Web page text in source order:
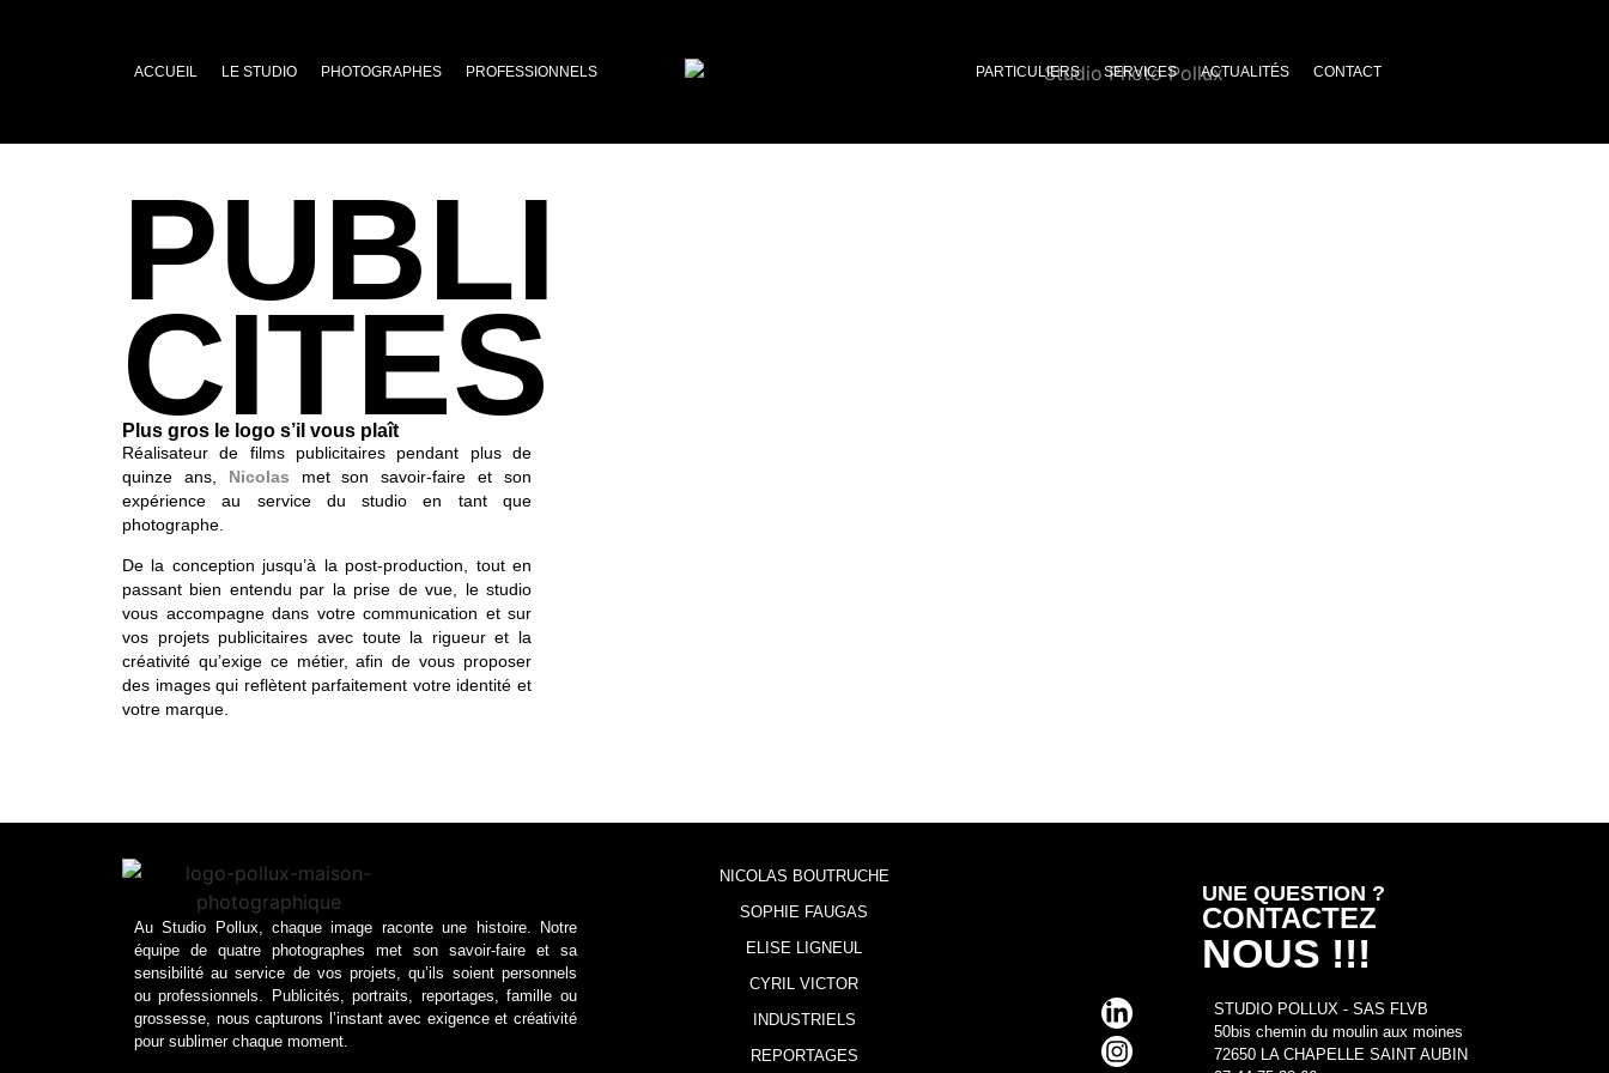
ACCUEIL LE STUDIO PHOTOGRAPHES PROFESSIONNELS PARTICULIERS SERVICES ACTUALITÉS CONTACT
PUBLI
CITES
Plus gros le logo s’il vous plaît
Réalisateur de films publicitaires pendant plus de
quinze ans, Nicolas
met son savoir-faire et son
expérience au service du studio en tant que
photographe.
De la conception jusqu’à la post-production, tout en
passant bien entendu par la prise de vue, le studio
vous accompagne dans votre communication et sur
vos projets publicitaires avectoute la rigueur et la
créativité qu’exige ce métier, afin de vous proposer
des images qui reflètent parfaitement votre identité et
votre marque.
Au Studio Pollux, chaque image raconte une histoire. Notre
équipe de quatre photographes met son savoir-faire et sa
sensibilité au service de vos projets, qu’ils soient personnels
ou professionnels. Publicités, portraits, reportages, famille ou
grossesse, nous capturons l’instant avec exigence et créativité
pour sublimer chaque moment.
NICOLAS BOUTRUCHE
SOPHIE FAUGAS
ELISE LIGNEUL
CYRIL VICTOR
INDUSTRIELS
REPORTAGES
UNE QUESTION ?
CONTACTEZ
NOUS !!!
STUDIO POLLUX - SAS FLVB
50bis chemin du moulin aux moines
72650 LA CHAPELLE SAINT AUBIN